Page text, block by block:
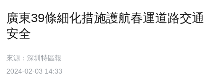
廣東39條細化措施護航春運道路交通
安全
來源：深圳特區報
2024-02-03 14:33